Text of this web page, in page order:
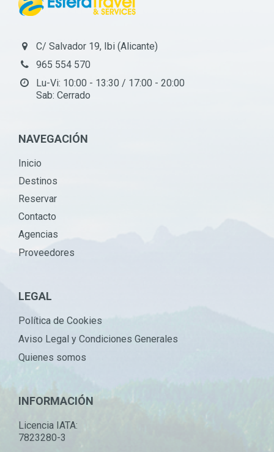
C/ Salvador 19, Ibi (Alicante)
965 554 570
Lu-Vi: 10:00 - 13:30 / 17:00 - 20:00
Sab: Cerrado
NAVEGACIÓN
Inicio
Destinos
Reservar
Contacto
Agencias
Proveedores
LEGAL
Política de Cookies
Aviso Legal y Condiciones Generales
Quienes somos
INFORMACIÓN
Licencia IATA:
7823280-3